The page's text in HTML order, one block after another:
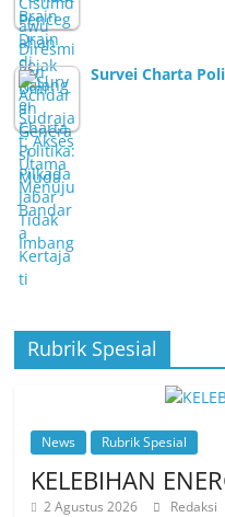
Survei Charta
Rubrik Spesial
News Rubrik Spesial
KELEBIHAN
2 Agustus 2026 Redaksi